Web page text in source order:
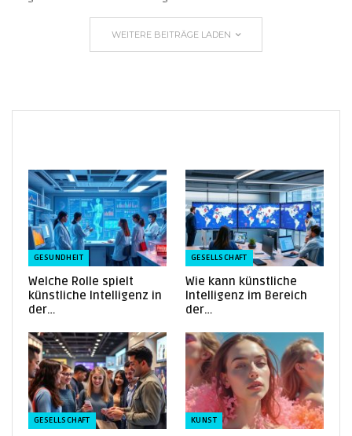
WEITERE BEITRÄGE LADEN
GESUNDHEIT
Welche Rolle spielt
künstliche Intelligenz in
der…
GESELLSCHAFT
Wie kann künstliche
Intelligenz im Bereich
der…
GESELLSCHAFT KUNST